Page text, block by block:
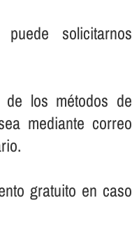
solicitarnos
los métodos de
mediante correo
gratuito en caso